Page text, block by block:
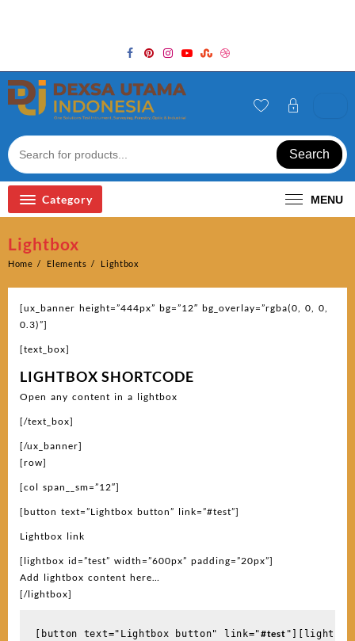
Search
Category MENU
Lightbox
Home Elements Lightbox
[ux_banner height=”444px” bg=”12″ bg_overlay=”rgba(0, 0, 0,
0.3)”]
[text_box]
LIGHTBOX SHORTCODE
Open any content in a lightbox
[/text_box]
[/ux_banner]
[row]
[col span__sm=”12″]
[button text=”Lightbox button” link=”#test”]
Lightbox link
[lightbox id=”test” width=”600px” padding=”20px”]
Add lightbox content here…
[/lightbox]
[button text="Lightbox button" link="#test